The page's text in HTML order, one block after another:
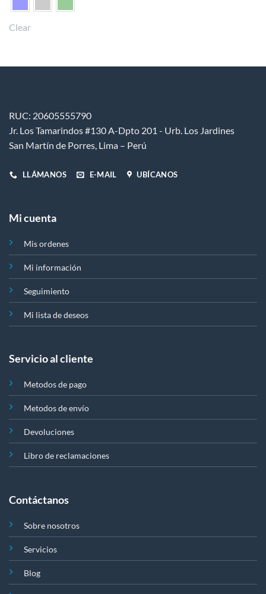
se
la
página
de
Clear
RUC: 20605555790
Jr. Los Tamarindos #130 A-Dpto 201 - Urb. Los Jardines
San Martín de Porres, Lima – Perú
LLÁMANOS E-MAIL UBÍCANOS
Mi cuenta
Mis ordenes
Mi información
Seguimiento
Mi lista de deseos
Servicio al cliente
Metodos de pago
Metodos de envío
Devoluciones
Libro de reclamaciones
Contáctanos
Sobre nosotros
Servicios
Blog